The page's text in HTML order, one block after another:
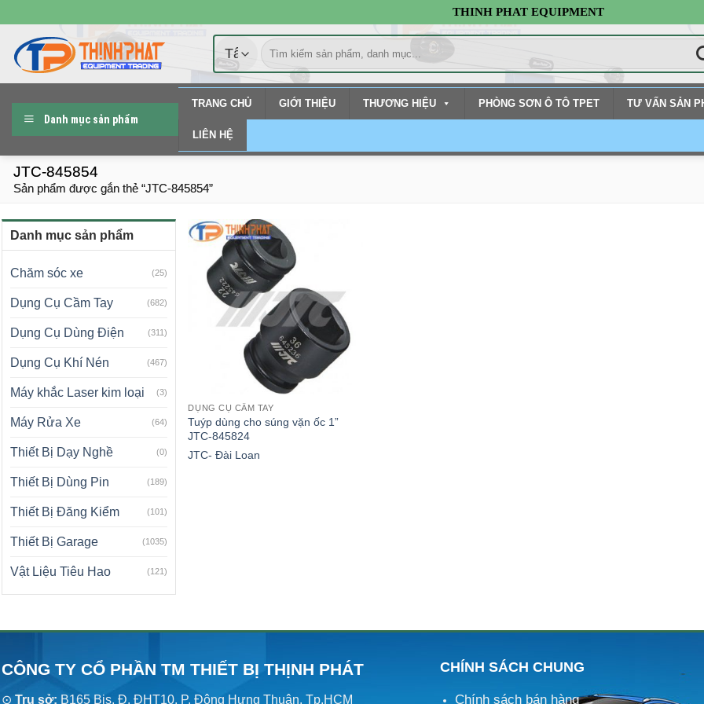
đến
nội
dung
THINH PHAT EQUIPMENT
Tìm
kiếm:
Danh mục sản phẩm
TRANG CHỦ GIỚI THIỆU THƯƠNG HIỆU PHÒNG SƠN Ô TÔ TPET TƯ VẤN SẢN
LIÊN HỆ
JTC-845854
Sản phẩm được gắn thẻ “JTC-845854”
Danh mục sản phẩm
Chăm sóc xe (25)
Dụng Cụ Cầm Tay (682)
Dụng Cụ Dùng Điện (311)
Dụng Cụ Khí Nén (467)
Máy khắc Laser kim loại (3)
Máy Rửa Xe (64)
Thiết Bị Dạy Nghề (0)
Thiết Bị Dùng Pin (189)
Thiết Bị Đăng Kiểm (101)
Thiết Bị Garage (1035)
Vật Liệu Tiêu Hao (121)
DỤNG CỤ CẦM TAY
Tuýp dùng cho súng vặn ốc 1”
JTC-845824
JTC- Đài Loan
CÔNG TY CỔ PHẦN TM THIẾT BỊ THỊNH PHÁT
⊙ Trụ sở: B165 Bis, Đ. ĐHT10, P. Đông Hưng Thuận, Tp.HCM
CHÍNH SÁCH CHUNG
Chính sách bán hàng